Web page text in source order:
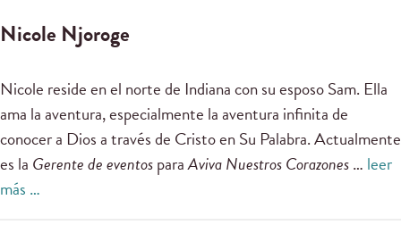
Nicole Njoroge
Nicole reside en el norte de Indiana con su esposo Sam. Ella
ama la aventura, especialmente la aventura infinita de
conocer a Dios a través de Cristo en Su Palabra. Actualmente
es la Gerente de eventosparaAviva Nuestros Corazones… leer
más …